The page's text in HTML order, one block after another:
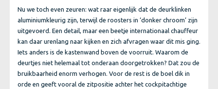
Nu we toch even zeuren: wat raar eigenlijk dat de deurklinken
aluminiumkleurig zijn, terwijl de roosters in ‘donker chroom’ zijn
uitgevoerd. Een detail, maar een beetje internationaal chauffeur
kan daar urenlang naar kijken en zich afvragen waar dit mis ging.
Iets anders is de kastenwand boven de voorruit. Waarom de
deurtjes niet helemaal tot onderaan doorgetrokken? Dat zou de
bruikbaarheid enorm verhogen. Voor de rest is de boel dik in
orde en geeft vooral de zitpositie achter het cockpitachtige